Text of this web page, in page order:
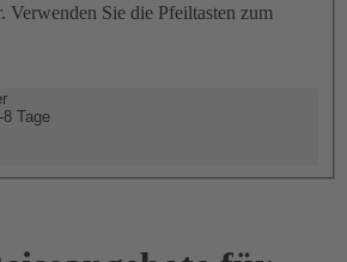
Verwenden Sie die Pfeiltasten zum
Tage